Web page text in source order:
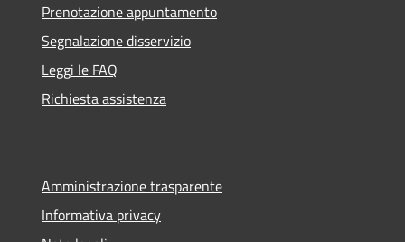
Prenotazione appuntamento
Segnalazione disservizio
Leggi le FAQ
Richiesta assistenza
Amministrazione trasparente
Informativa privacy